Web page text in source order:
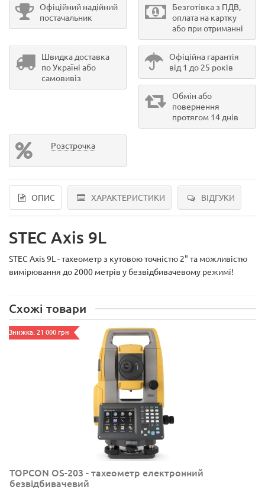
Офіційний надійний
постачальник
Безготівка з ПДВ,
оплата на картку
або при отриманні
Швидка доставка
по Україні або
самовивіз
Офіційна гарантія
від 1 до 25 років
Обмін або
повернення
протягом 14 днів
Розстрочка
ОПИС ХАРАКТЕРИСТИКИ ВІДГУКИ
STEC Axis 9L
STEC Axis 9L - тахеометр з кутовою точністю 2" та можливістю
вимірювання до 2000 метрів у безвідбивачевому режимі!
Схожі товари
Знижка: 21 000 грн
TOPCON OS-203 - тахеометр електронний
безвідбивачевий